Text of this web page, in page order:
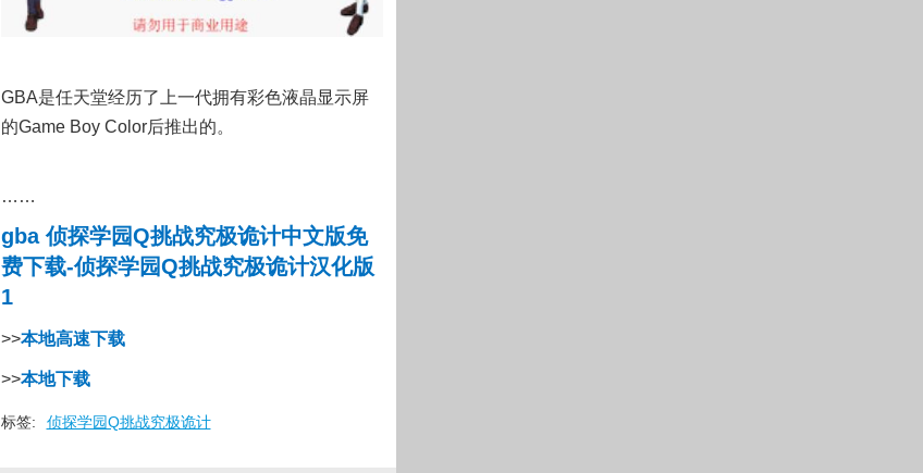
GBA是任天堂经历了上一代拥有彩色液晶显示屏
的Game Boy Color后推出的。
……
gba 侦探学园Q挑战究极诡计中文版免
费下载-侦探学园Q挑战究极诡计汉化版
1
>>本地高速下载
>>本地下载
标签: 侦探学园Q挑战究极诡计